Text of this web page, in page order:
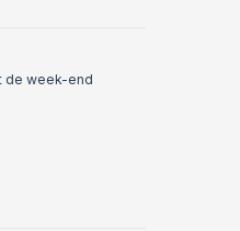
de week-end